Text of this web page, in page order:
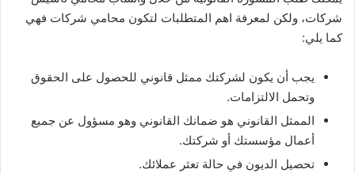
شركات، ولكن لمعرفة اهم المتطلبات لتكون محامي شركات فهي
كما يلي:
يجب أن يكون لشركتك ممثل قانوني للحصول على الحقوق
وتحمل الالتزامات.
الممثل القانوني هو ضمانك القانوني وهو مسؤول عن جميع
أعمال مؤسستك أو شركتك.
تحصيل الديون في حالة تعثر عملائك.